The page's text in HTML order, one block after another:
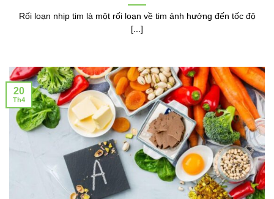
Rối loạn nhịp tim là một rối loạn về tim ảnh hưởng đến tốc độ
[...]
20
Th4